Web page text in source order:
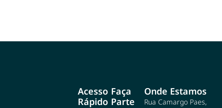
Faça
Parte
Acesso
Rápido
Onde Estamos
Rua Camargo Paes,